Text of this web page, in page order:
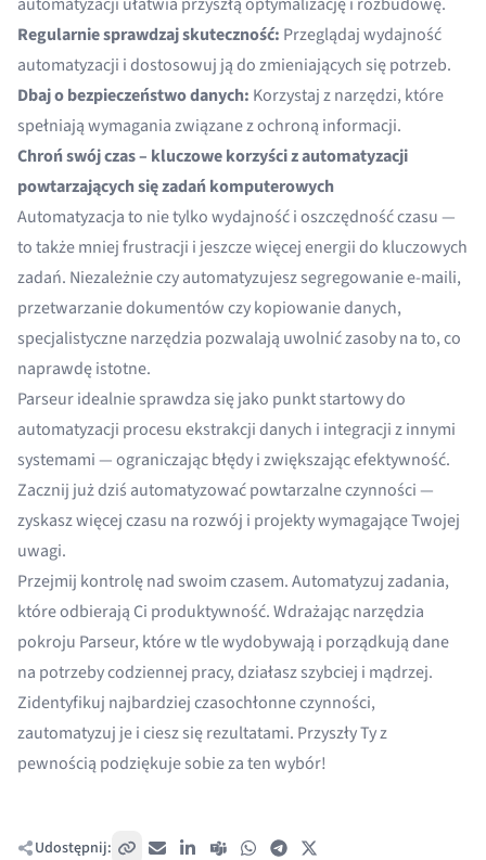
Regularnie sprawdzaj skuteczność: Przeglądaj wydajność
automatyzacji i dostosowuj ją do zmieniających się potrzeb.
Dbaj o bezpieczeństwo danych: Korzystaj z narzędzi, które
spełniają wymagania związane z ochroną informacji.
Chroń swój czas – kluczowe korzyści z automatyzacji
powtarzających się zadań komputerowych
Automatyzacja to nie tylko wydajność i oszczędność czasu —
to także mniej frustracji i jeszcze więcej energii do kluczowych
zadań. Niezależnie czy automatyzujesz segregowanie e-maili,
przetwarzanie dokumentów czy kopiowanie danych,
specjalistyczne narzędzia pozwalają uwolnić zasoby na to, co
naprawdę istotne.
Parseur idealnie sprawdza się jako punkt startowy do
automatyzacji procesu ekstrakcji danych i integracji z innymi
systemami — ograniczając błędy i zwiększając efektywność.
Zacznij już dziś automatyzować powtarzalne czynności —
zyskasz więcej czasu na rozwój i projekty wymagające Twojej
uwagi.
Przejmij kontrolę nad swoim czasem. Automatyzuj zadania,
które odbierają Ci produktywność. Wdrażając narzędzia
pokroju Parseur, które w tle wydobywają i porządkują dane
na potrzeby codziennej pracy, działasz szybciej i mądrzej.
Zidentyfikuj najbardziej czasochłonne czynności,
zautomatyzuj je i ciesz się rezultatami. Przyszły Ty z
pewnością podziękuje sobie za ten wybór!
Udostępnij: Skopiuj link
E-mail LinkedIn
Teams WhatsAppTelegram